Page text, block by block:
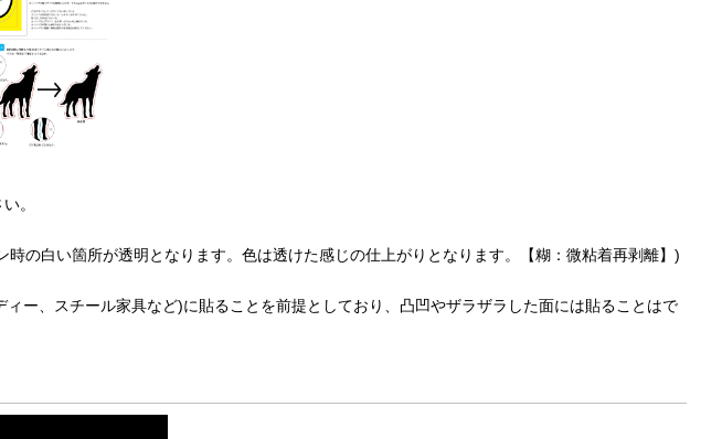
。
の白い箇所が透明となります。色は透けた感じの仕上がりとなります。【糊：微粘着再剥離】)
ー、スチール家具など)に貼ることを前提としており、凸凹やザラザラした面には貼ることはで